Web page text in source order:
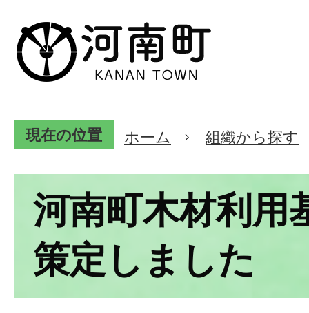
現在の位置 ホーム 組織から探す
河南町木材利用
策定しました